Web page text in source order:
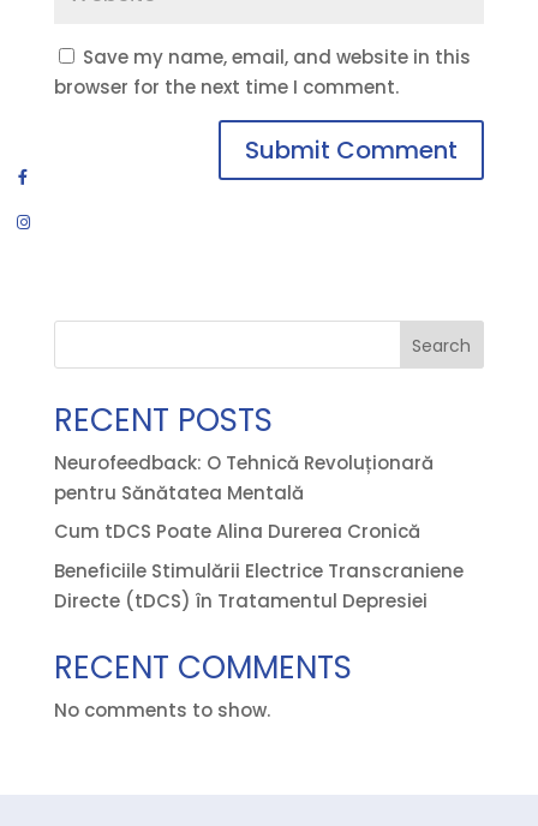
Save my name, email, and website in this
browser for the next time I comment.
Search
RECENT POSTS
Neurofeedback: O Tehnică Revoluționară
pentru Sănătatea Mentală
Cum tDCS Poate Alina Durerea Cronică
Beneficiile Stimulării Electrice Transcraniene
Directe (tDCS) în Tratamentul Depresiei
RECENT COMMENTS
No comments to show.